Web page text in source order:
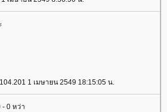
1 เมษายน 2549 18:15:05 น.
0 หว่า